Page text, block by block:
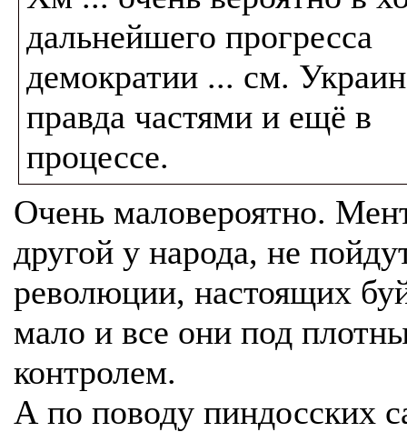
дальнейшего прогресса
демократии ... см.
правда частями и ещё в
процессе.
Очень маловероятно.
другой у народа, не
революции, настоящих
мало и все они под
контролем.
А по поводу пиндосских